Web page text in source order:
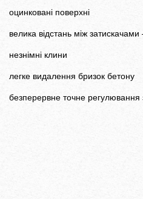
оцинковані поверхні
велика відстань між
незнімні клини
легке видалення бризок бетону
безперервне точне регулювання